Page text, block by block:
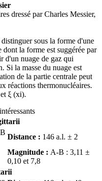
dressé par Charles Messier,
sous la forme d'une
la forme est suggérée par
d'un nuage de gaz qui
Si la masse du nuage est
de la partie centrale peut
réactions thermonucléaires.
ξ (xi).
Distance : 146 a.l. ± 2
Magnitude : A-B : 3,11 ±
0,10 et 7,8